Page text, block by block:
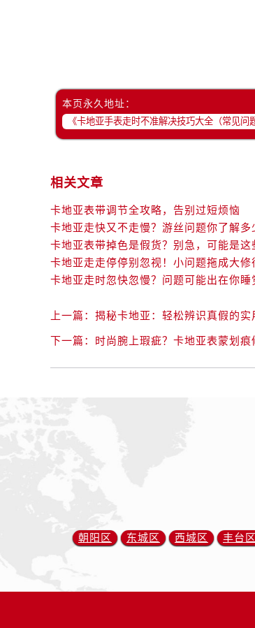
本页永久地址：
相关文章
卡地亚表带调节全攻略，告别过短烦恼
卡地亚走快又不走慢？游丝问题你了解多
卡地亚表带掉色是假货？别急，可能是这
卡地亚走走停停别忽视！小问题拖成大修
卡地亚走时忽快忽慢？问题可能出在你睡
上一篇： 揭秘卡地亚：轻松辨识真假的实
下一篇： 时尚腕上瑕疵？卡地亚表蒙划痕
朝阳区 东城区 西城区 丰台区